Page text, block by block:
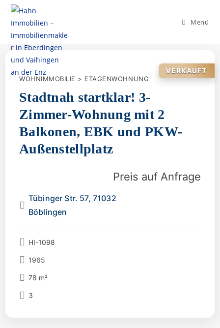
Menü
WOHNIMMOBILIE > ETAGENWOHNUNG
VERKAUFT
Stadtnah startklar! 3-
Zimmer-Wohnung mit 2
Balkonen, EBK und PKW-
Außenstellplatz
Tübinger Str. 57, 71032
Böblingen
Preis auf Anfrage
HI-1098
1965
78 m²
3